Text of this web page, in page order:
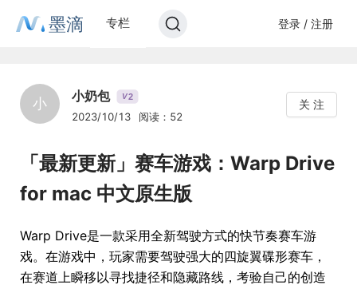
墨滴 专栏 登录 / 注册
小 小奶包 V2
2023/10/13 阅读：52
关 注
「最新更新」赛车游戏：Warp Drive
for mac 中文原生版
Warp Drive是一款采用全新驾驶方式的快节奏赛车游
戏。在游戏中，玩家需要驾驶强大的四旋翼碟形赛车，
在赛道上瞬移以寻找捷径和隐藏路线，考验自己的创造